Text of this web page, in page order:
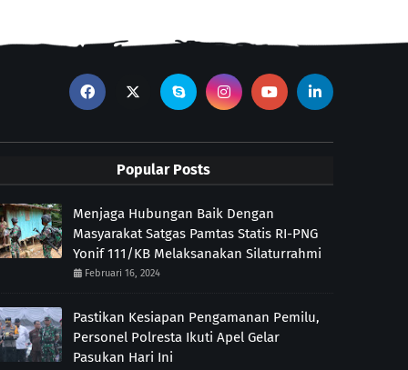
Popular Posts
Menjaga Hubungan Baik Dengan
Masyarakat Satgas Pamtas Statis RI-PNG
Yonif 111/KB Melaksanakan Silaturrahmi
Februari 16, 2024
Pastikan Kesiapan Pengamanan Pemilu,
Personel Polresta Ikuti Apel Gelar
Pasukan Hari Ini